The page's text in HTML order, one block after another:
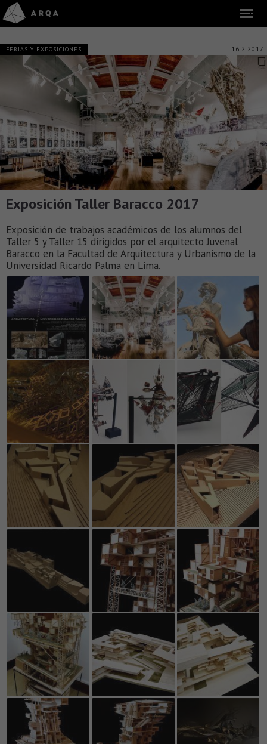
FERIAS Y EXPOSICIONES 16.2.2017
Exposición Taller Baracco 2017
Exposición de trabajos académicos de los alumnos del
Taller 5 y Taller 15 dirigidos por el arquitecto Juvenal
Baracco en la Facultad de Arquitectura y Urbanismo de la
Universidad Ricardo Palma en Lima.